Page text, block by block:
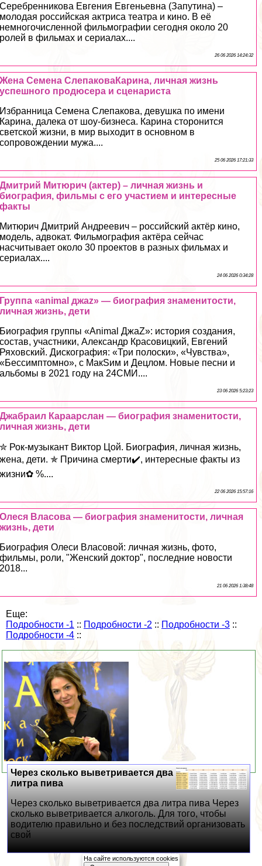
Серебренникова Евгения Евгеньевна (Запутина) –
молодая российская актриса театра и кино. В её
немногочисленной фильмографии сегодня около 20
ролей в фильмах и сериалах....
26 06 2026 14:24:32
Жена Семена СлепаковаКарина, личная жизнь
успешного продюсера и сценариста
Избранница Семена Слепакова, дeвyшка по имени
Карина, далека от шоу-бизнеса. Карина сторонится
светской жизни, в мир выходит в основном в
сопровождении мужа....
25 06 2026 17:21:33
Дмитрий Митюрич (актер) – личная жизнь и
биография, фильмы с его участием и интересные
факты
Митюрич Дмитрий Андреевич – российский актёр кино,
модель, адвокат. Фильмография актёра сейчас
насчитывает около 30 проектов в разных фильмах и
сериалах....
24 06 2026 0:34:28
Группа «animal джаz» — биография знаменитости,
личная жизнь, дети
Биография группы «Animal ДжаZ»: история создания,
состав, участники, Александр Красовицкий, Евгений
Ряховский. Дискография: «Три полоски», «Чувства»,
«Бессимптомно», с МакSим и Децлом. Новые песни и
альбомы в 2021 году на 24СМИ....
23 06 2026 5:23:23
Джабраил Караарслан — биография знаменитости,
личная жизнь, дети
✮ Рок-музыкант Виктор Цой. Биография, личная жизнь,
жена, дети. ✯ Причина cмepти✔️, интересные факты из
жизни✿ %....
22 06 2026 15:57:16
Олеся Власова — биография знаменитости, личная
жизнь, дети
Биография Олеси Власовой: личная жизнь, фото,
фильмы, роли, "Женский доктор", последние новости
2018...
21 06 2026 1:38:48
Еще:
Подробности -1 :: Подробности -2 :: Подробности -3 ::
Подробности -4 ::
Через сколько выветривается два
литра пива
Через сколько выветривается два литра пива Через
сколько выветривается алкоголь. Для того, чтобы
водителю правильно и без последствий организовать
свой
На сайте используются cookies